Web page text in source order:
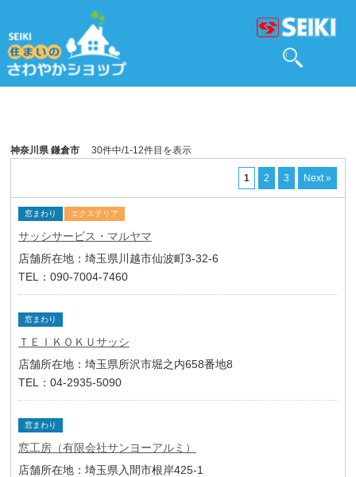
神奈川県 鎌倉市 30件中/1-12件目を表示
1 2 3 Next »
窓まわり エクステリア
サッシサービス・マルヤマ
店舗所在地：埼玉県川越市仙波町3-32-6
TEL：090-7004-7460
窓まわり
ＴＥＩＫＯＫＵサッシ
店舗所在地：埼玉県所沢市堀之内658番地8
TEL：04-2935-5090
窓まわり
窓工房（有限会社サンヨーアルミ）
店舗所在地：埼玉県入間市根岸425-1